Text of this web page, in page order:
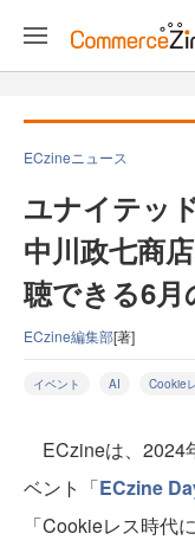
ECzineニュース
ユナイテッ
中川政七商
聴できる6
ECzine編集部[著]
イベント AI Cookie
ECzineは、2024
ベント「ECzine
「Cookieレス時代